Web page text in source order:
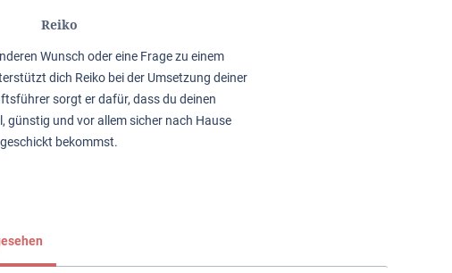
Reiko
Wunsch oder eine Frage zu einem
dich Reiko bei der Umsetzung deiner
sorgt er dafür, dass du deinen
günstig und vor allem sicher nach Hause
geschickt bekommst.